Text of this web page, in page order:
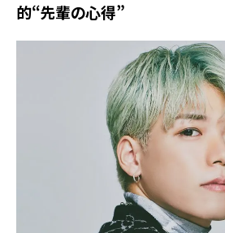
的“先輩の心得”